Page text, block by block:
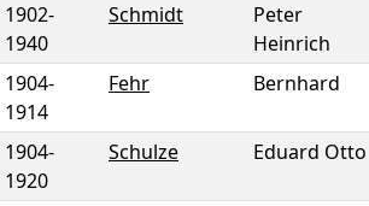
1902-
1940
Schmidt
Peter
Heinrich
1904-
1914
Fehr Bernhard
1904-
1920
Schulze Eduard Otto